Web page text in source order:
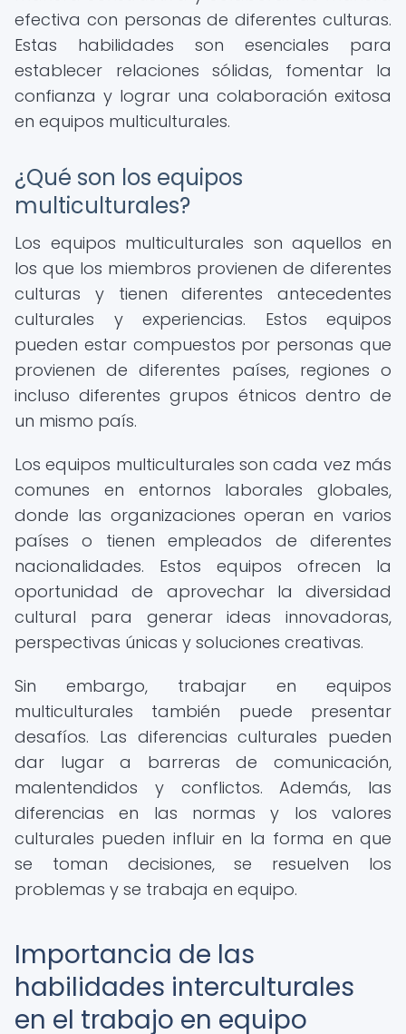
efectiva con personas de diferentes culturas.
Estas habilidades son esenciales para
establecer relaciones sólidas, fomentar la
confianza y lograr una colaboración exitosa
en equipos multiculturales.
¿Qué son los equipos
multiculturales?
Los equipos multiculturales son aquellos en
los que los miembros provienen de diferentes
culturas y tienen diferentes antecedentes
culturales y experiencias. Estos equipos
pueden estar compuestos por personas que
provienen de diferentes países, regiones o
incluso diferentes grupos étnicos dentro de
un mismo país.
Los equipos multiculturales son cada vez más
comunes en entornos laborales globales,
donde las organizaciones operan en varios
países o tienen empleados de diferentes
nacionalidades. Estos equipos ofrecen la
oportunidad de aprovechar la diversidad
cultural para generar ideas innovadoras,
perspectivas únicas y soluciones creativas.
Sin embargo, trabajar en equipos
multiculturales también puede presentar
desafíos. Las diferencias culturales pueden
dar lugar a barreras de comunicación,
malentendidos y conflictos. Además, las
diferencias en las normas y los valores
culturales pueden influir en la forma en que
se toman decisiones, se resuelven los
problemas y se trabaja en equipo.
Importancia de las
habilidades interculturales
en el trabajo en equipo